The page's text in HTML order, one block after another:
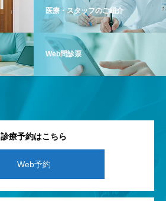
医療・スタッフのご紹介
Web問診票
診療予約はこちら
Web予約